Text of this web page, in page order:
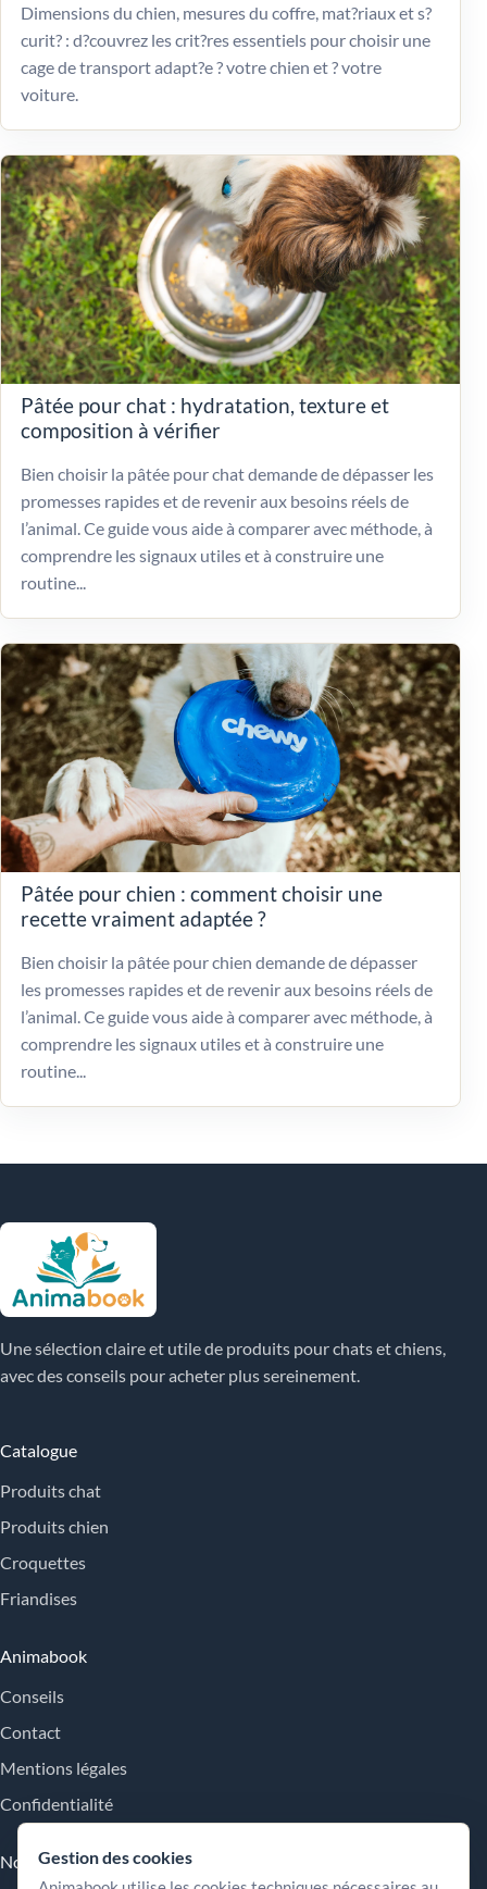
Dimensions du chien, mesures du coffre, mat?riaux et s?
curit? : d?couvrez les crit?res essentiels pour choisir une
cage de transport adapt?e ? votre chien et ? votre
voiture.
Pâtée pour chat : hydratation, texture et
composition à vérifier
Bien choisir la pâtée pour chat demande de dépasser les
promesses rapides et de revenir aux besoins réels de
l’animal. Ce guide vous aide à comparer avec méthode, à
comprendre les signaux utiles et à construire une
routine...
Pâtée pour chien : comment choisir une
recette vraiment adaptée ?
Bien choisir la pâtée pour chien demande de dépasser
les promesses rapides et de revenir aux besoins réels de
l’animal. Ce guide vous aide à comparer avec méthode, à
comprendre les signaux utiles et à construire une
routine...
Une sélection claire et utile de produits pour chats et chiens,
avec des conseils pour acheter plus sereinement.
Catalogue
Produits chat
Produits chien
Croquettes
Friandises
Animabook
Conseils
Contact
Mentions légales
Confidentialité
Nos engagements
Gestion des cookies